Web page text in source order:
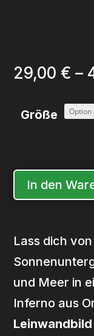
29,00€ –
Größe
In den
Lass dich
und Meer in
Inferno aus